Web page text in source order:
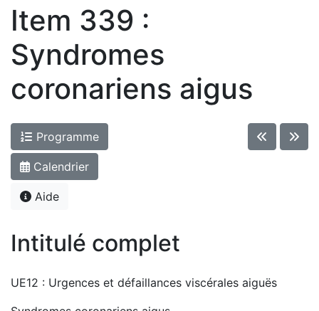
Item 339 :
Syndromes
coronariens aigus
Programme
Calendrier
Aide
Intitulé complet
UE12 : Urgences et défaillances viscérales aiguës